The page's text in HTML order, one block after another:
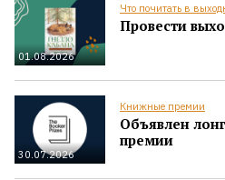
01.08.2026
Что почитать в
Провести
30.07.2026
Книжные премии
Объявлен
премии